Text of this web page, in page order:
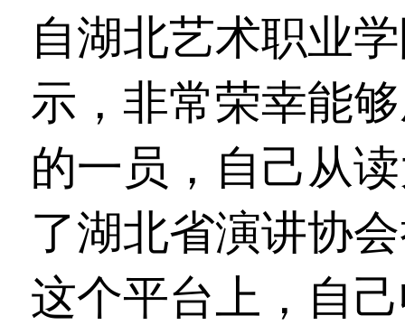
自湖北艺术职业
示，非常荣幸能
的一员，自己从
了湖北省演讲协
这个平台上，自